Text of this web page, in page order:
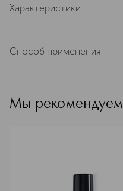
Характеристики
область применения
текстура
артикул
Способ применения
Мы рекомендуем